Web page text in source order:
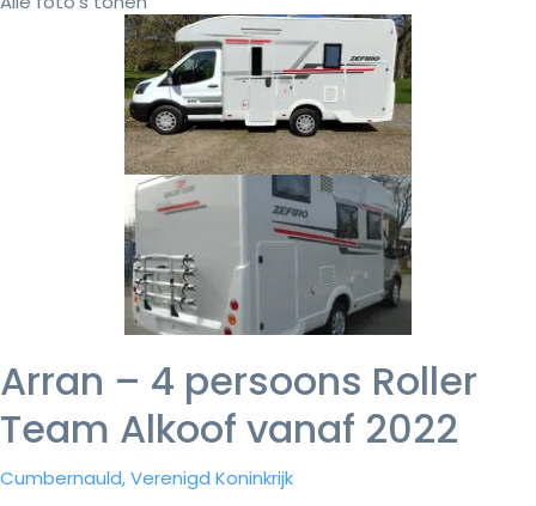
Arran – 4 persoons Roller
Team Alkoof vanaf 2022
Cumbernauld, Verenigd Koninkrijk